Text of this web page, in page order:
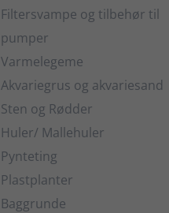
Filtersvampe og tilbehør til
pumper
Varmelegeme
Akvariegrus og akvariesand
Sten og Rødder
Huler/ Mallehuler
Pynteting
Plastplanter
Baggrunde